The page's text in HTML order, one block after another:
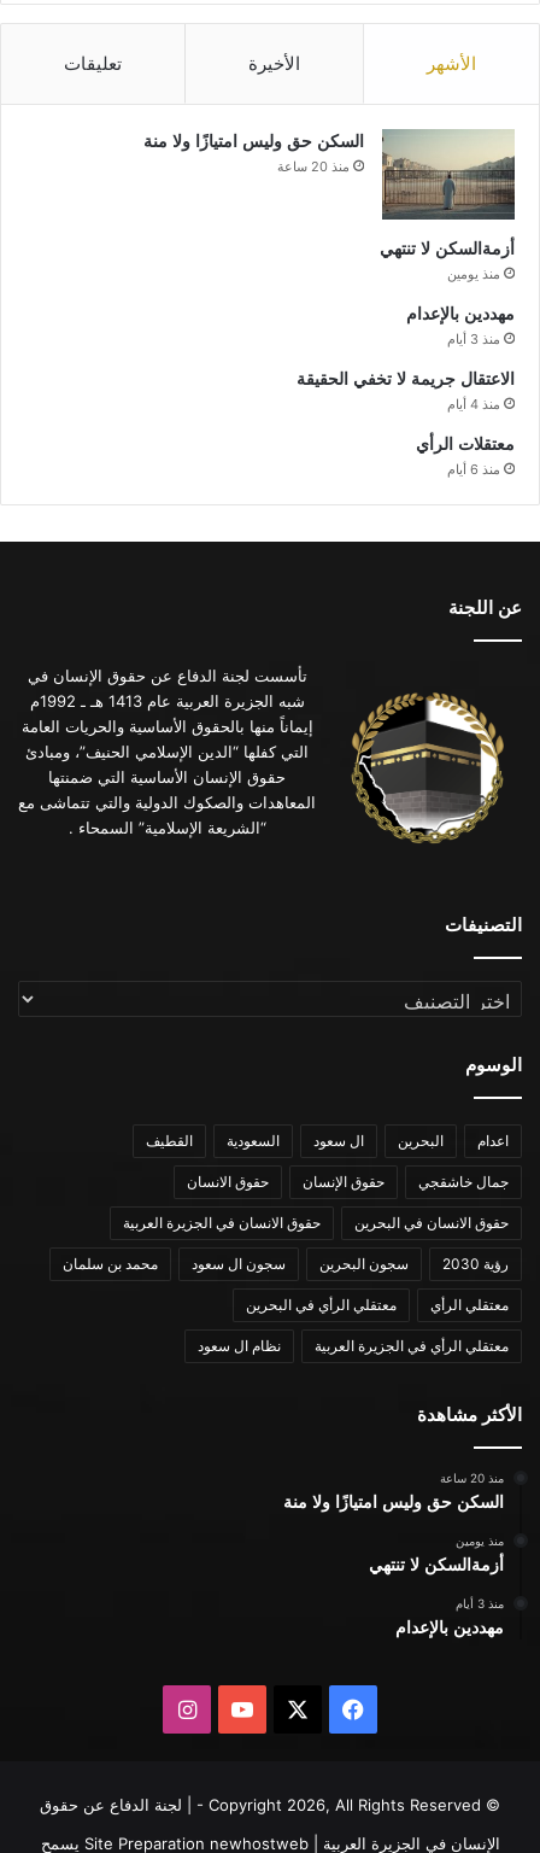
الأشهر الأخيرة تعليقات
السكن حق وليس امتيازًا ولا منة
منذ 20 ساعة
أزمةالسكن لا تنتهي
منذ يومين
مهددين بالإعدام
منذ 3 أيام
الاعتقال جريمة لا تخفي الحقيقة
منذ 4 أيام
معتقلات الرأي
منذ 6 أيام
عن اللجنة
تأسست لجنة الدفاع عن حقوق الإنسان في
شبه الجزيرة العربية عام 1413 هـ ـ 1992م
إيماناً منها بالحقوق الأساسية والحريات العامة
التي كفلها “الدين الإسلامي الحنيف”، ومبادئ
حقوق الإنسان الأساسية التي ضمنتها
المعاهدات والصكوك الدولية والتي تتماشى مع
“الشريعة الإسلامية” السمحاء .
التصنيفات
التصنيفات
الوسوم
اعدام البحرين ال سعود السعودية القطيف
جمال خاشقجي حقوق الإنسان حقوق الانسان
حقوق الانسان في البحرين حقوق الانسان في الجزيرة العربية
رؤية 2030 سجون البحرين سجون ال سعود محمد بن سلمان
معتقلي الرأي معتقلي الرأي في البحرين
معتقلي الرأي في الجزيرة العربية نظام ال سعود
الأكثر مشاهدة
منذ 20 ساعة
السكن حق وليس امتيازًا ولا منة
منذ يومين
أزمةالسكن لا تنتهي
منذ 3 أيام
مهددين بالإعدام
فيسبوك يوتيوبانستقرام
© Copyright 2026, All Rights Reserved - | لجنة الدفاع عن حقوق
الإنسان في الجزيرة العربية | Site Preparationnewhostweb يسمح